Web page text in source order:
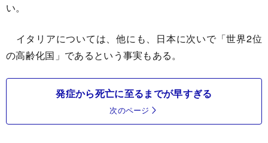
い。
イタリアについては、他にも、日本に次いで「世界2位
の高齢化国」であるという事実もある。
発症から死亡に至るまでが早すぎる
次のページ